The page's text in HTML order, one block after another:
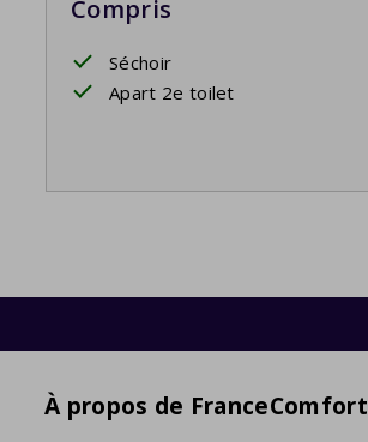
Compris
Séchoir
Apart 2e toilet
À propos de FranceComfort